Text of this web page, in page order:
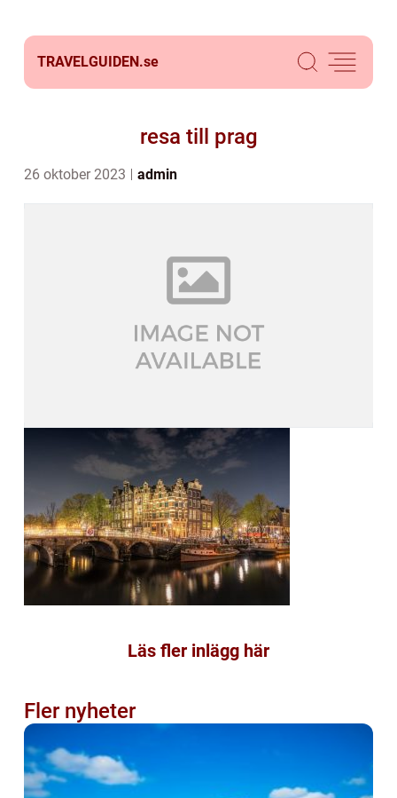
TRAVELGUIDEN.se
resa till prag
26 oktober 2023 admin
Läs fler inlägg här
Fler nyheter